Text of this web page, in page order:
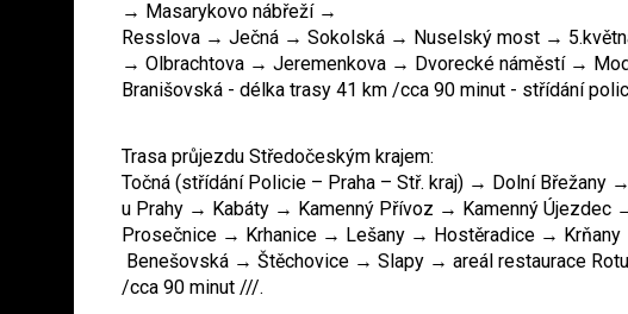
→ Masarykovo nábřeží →
Resslova → Ječná → Sokolská → Nuselský most →
→ Olbrachtova → Jeremenkova → Dvorecké náměstí →
Branišovská - délka trasy 41 km /cca 90 minut - střídání
Trasa průjezdu Středočeským krajem:
Točná (střídání Policie – Praha – Stř. kraj) → Dolní
u Prahy → Kabáty → Kamenný Přívoz → Kamenný Újezdec
Prosečnice → Krhanice → Lešany → Hostěradice →
Benešovská → Štěchovice → Slapy → areál restaurace
/cca 90 minut ///.